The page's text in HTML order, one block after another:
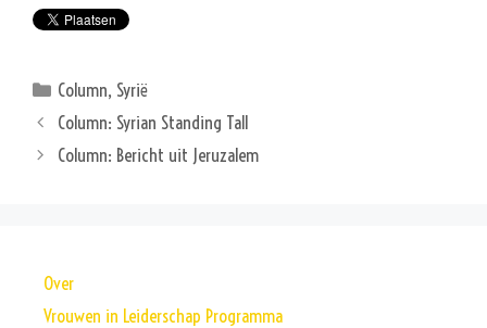
Categorieën
Column, Syrië
Column: Syrian Standing Tall
Column: Bericht uit Jeruzalem
Over
Vrouwen in Leiderschap Programma